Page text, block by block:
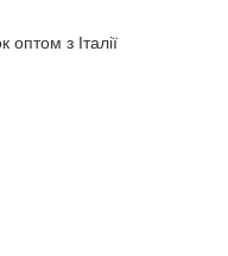
з Італії